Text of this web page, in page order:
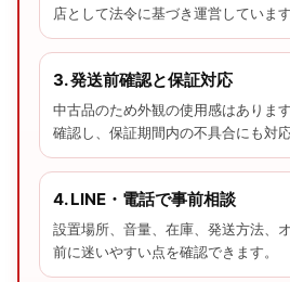
店として法令に基づき運営しています
3. 発送前確認と保証対応
中古品のため外観の使用感はありま
確認し、保証期間内の不具合にも対応
4. LINE・電話で事前相談
設置場所、音量、在庫、発送方法、
前に迷いやすい点を確認できます。